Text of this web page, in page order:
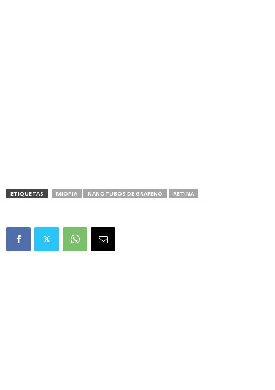
ETIQUETAS MIOPIA NANOTUBOS DE GRAFENO RETINA